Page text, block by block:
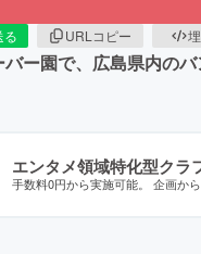
る URLコピー
ー園で、広島県内の
エンタメ領域特化型クラ
手数料0円から実施可能。 企画か